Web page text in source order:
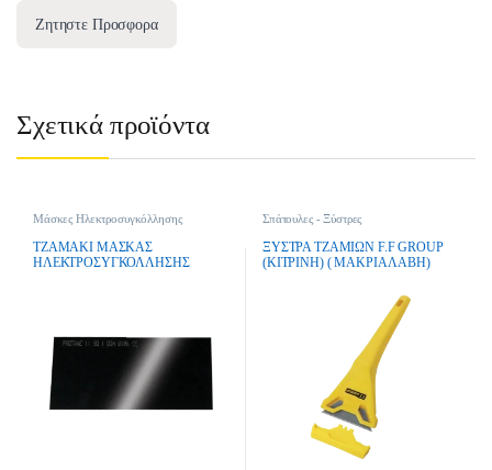
Ζητηστε Προσφορα
Σχετικά προϊόντα
Μάσκες Ηλεκτροσυγκόλλησης
ΤΖΑΜΑΚΙ ΜΑΣΚΑΣ
ΗΛΕΚΤΡΟΣΥΓΚΟΛΛΗΣΗΣ
Σπάτουλες - Ξύστρες
ΞΥΣΤΡΑ ΤΖΑΜΙΩΝ F.F GROUP
(ΚΙΤΡΙΝΗ) ( ΜΑΚΡΙΑ ΛΑΒΗ)